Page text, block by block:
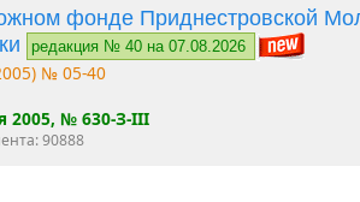
фонде Приднестровской
редакция № 40 на 07.08.2026
№ 05-40
2005, № 630-З-III
90888